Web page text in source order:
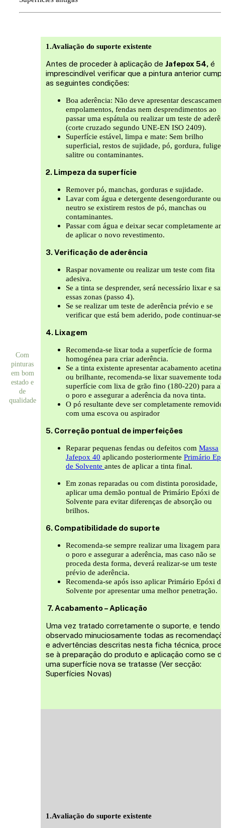
Com
pinturas
em bom
estado e
de
qualidade
1.Avaliação do suporte existente
Antes de proceder à aplicação de Jafepox 54, é
imprescindível verificar que a pintura anterior
as seguintes condições:
Boa aderência: Não deve apresentar
empolamentos, fendas nem desprendimentos ao
passar uma espátula ou realizar um teste de
(corte cruzado segundo UNE-EN ISO 2409).
Superfície estável, limpa e mate: Sem brilho
superficial, restos de sujidade, pó, gordura,
salitre ou contaminantes.
2. Limpeza da superfície
Remover pó, manchas, gorduras e sujidade.
Lavar com água e detergente desengordurante ou
neutro se existirem restos de pó, manchas ou
contaminantes.
Passar com água e deixar secar completamente
de aplicar o novo revestimento.
3. Verificação de aderência
Raspar novamente ou realizar um teste com fita
adesiva.
Se a tinta se desprender, será necessário lixar e
essas zonas (passo 4).
Se se realizar um teste de aderência prévio e se
verificar que está bem aderido, pode continuar-se.
4. Lixagem
Recomenda-se lixar toda a superfície de forma
homogénea para criar aderência.
Se a tinta existente apresentar acabamento
ou brilhante, recomenda-se lixar suavemente toda
superfície com lixa de grão fino (180-220) para
o poro e assegurar a aderência da nova tinta.
O pó resultante deve ser completamente removido
com uma escova ou aspirador
5. Correção pontual de imperfeições
Reparar pequenas fendas ou defeitos com Massa
Jafepox 40 aplicando posteriormente Primário
de Solvente antes de aplicar a tinta final.
Em zonas reparadas ou com distinta porosidade,
aplicar uma demão pontual de Primário Epóxi de
Solvente para evitar diferenças de absorção ou
brilhos.
6. Compatibilidade do suporte
Recomenda-se sempre realizar uma lixagem para
o poro e assegurar a aderência, mas caso não se
proceda desta forma, deverá realizar-se um teste
prévio de aderência.
Recomenda-se após isso aplicar Primário Epóxi de
Solvente por apresentar uma melhor penetração.
7. Acabamento – Aplicação
Uma vez tratado corretamente o suporte, e tendo
observado minuciosamente todas as
e advertências descritas nesta ficha técnica,
se à preparação do produto e aplicação como se
uma superfície nova se tratasse (Ver secção:
Superfícies Novas)
1.Avaliação do suporte existente